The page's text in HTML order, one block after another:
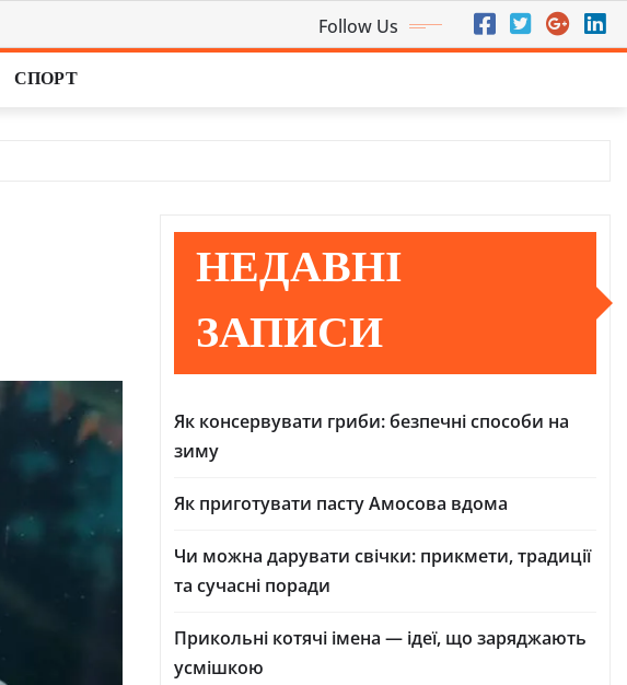
Follow Us
СПОРТ
НЕДАВНІ
ЗАПИСИ
Як консервувати гриби: безпечні способи на
зиму
Як приготувати пасту Амосова вдома
Чи можна дарувати свічки: прикмети, традиції
та сучасні поради
Прикольні котячі імена — ідеї, що заряджають
усмішкою